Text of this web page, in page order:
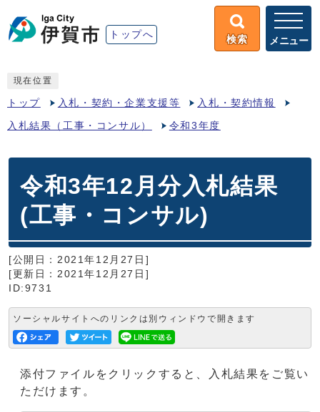
トップへ 検索 メニュー
現在位置
トップ 入札・契約・企業支援等 入札・契約情報
入札結果（工事・コンサル） 令和3年度
令和3年12月分入札結果
(工事・コンサル)
[公開日：2021年12月27日]
[更新日：2021年12月27日]
ID:9731
ソーシャルサイトへのリンクは別ウィンドウで開きます
添付ファイルをクリックすると、入札結果をご覧い
ただけます。